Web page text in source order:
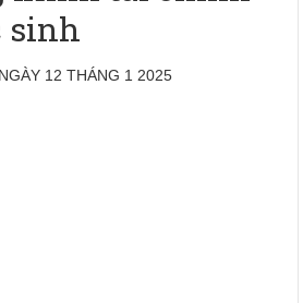
sinh
12 THÁNG 1 2025